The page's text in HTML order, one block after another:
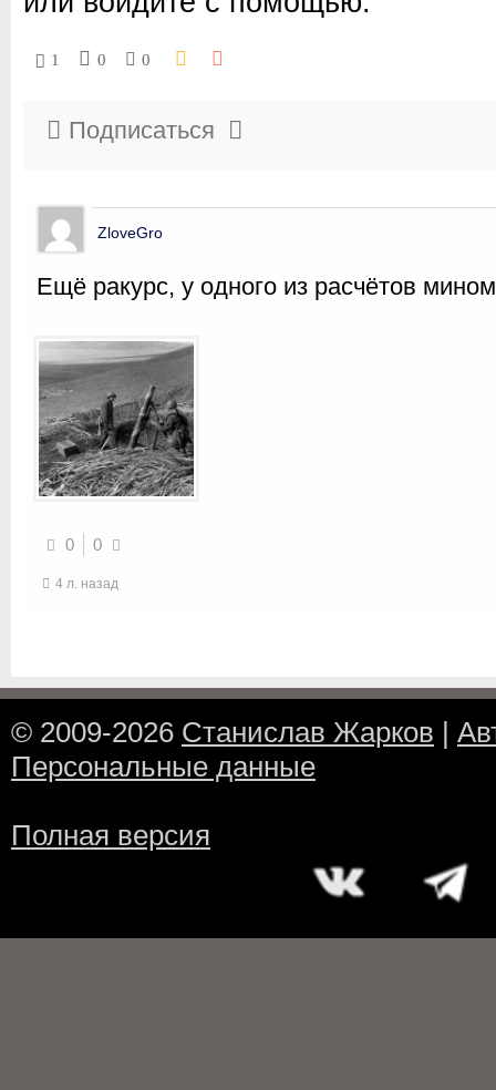
1 0 0
Подписаться
ZloveGro
Ещё ракурс, у одного из расчётов
0 0
4 л. назад
© 2009-2026 Станислав Жарков |
Персональные данные
Полная версия